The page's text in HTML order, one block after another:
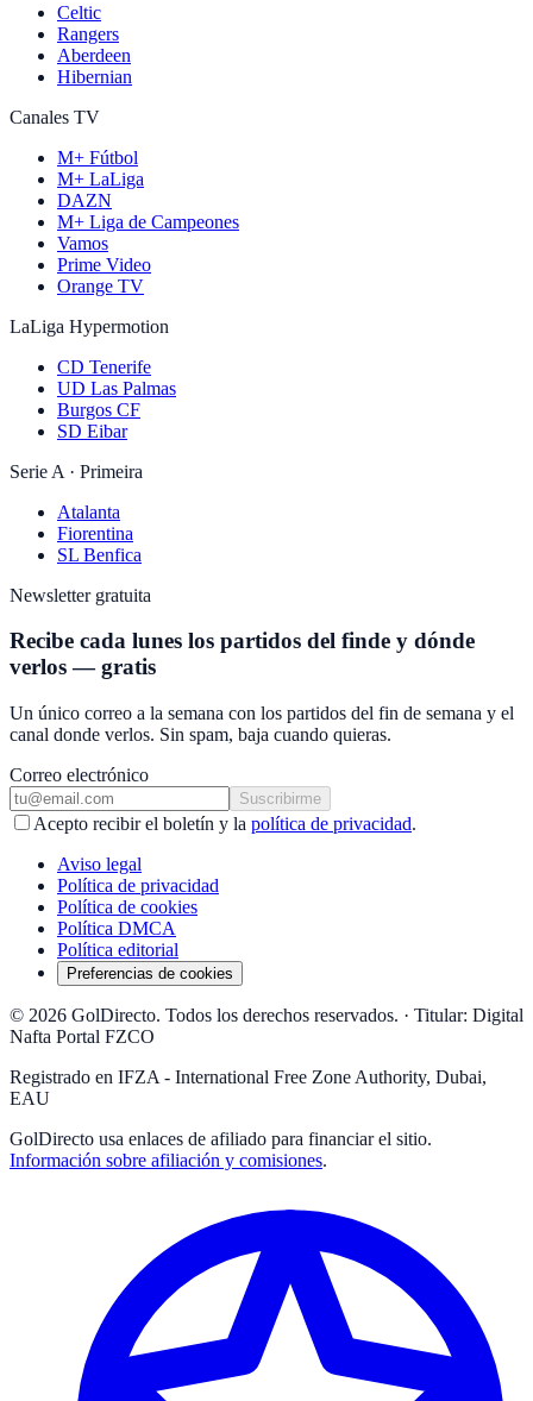
Celtic
Rangers
Aberdeen
Hibernian
Canales TV
M+ Fútbol
M+ LaLiga
DAZN
M+ Liga de Campeones
Vamos
Prime Video
Orange TV
LaLiga Hypermotion
CD Tenerife
UD Las Palmas
Burgos CF
SD Eibar
Serie A · Primeira
Atalanta
Fiorentina
SL Benfica
Newsletter gratuita
Recibe cada lunes los partidos del finde y dónde
verlos — gratis
Un único correo a la semana con los partidos del fin de semana y el
canal donde verlos. Sin spam, baja cuando quieras.
Correo electrónico
Suscribirme
Acepto recibir el boletín y la política de privacidad.
Aviso legal
Política de privacidad
Política de cookies
Política DMCA
Política editorial
Preferencias de cookies
© 2026 GolDirecto. Todos los derechos reservados. · Titular: Digital
Nafta Portal FZCO
Registrado en IFZA - International Free Zone Authority, Dubai,
EAU
GolDirecto usa enlaces de afiliado para financiar el sitio.
Información sobre afiliación y comisiones.